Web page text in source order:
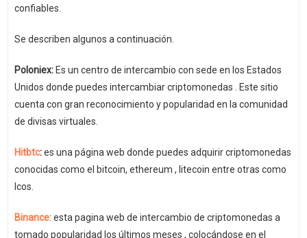
confiables.
Se describen algunos a continuación.
Poloniex: Es un centro de intercambio con sede en los Estados
Unidos donde puedes intercambiar criptomonedas . Este sitio
cuenta con gran reconocimiento y popularidad en la comunidad
de divisas virtuales.
Hitbtc:es una página web donde puedes adquirir criptomonedas
conocidas como el bitcoin, ethereum , litecoin entre otras como
Icos.
Binance: esta pagina web de intercambio de criptomonedas a
tomado popularidad los últimos meses , colocándose en el